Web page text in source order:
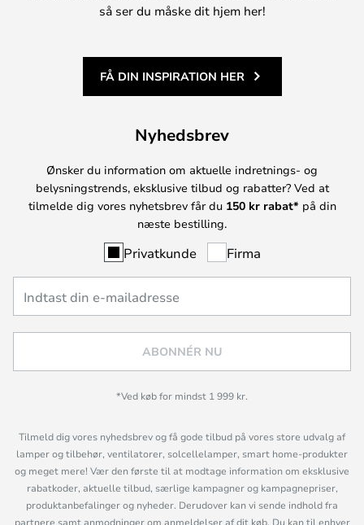
så ser du måske dit hjem her!
FÅ DIN INSPIRATION HER
Nyhedsbrev
Ønsker du information om aktuelle indretnings- og
belysningstrends, eksklusive tilbud og rabatter? Ved at
tilmelde dig vores nyhetsbrev får du 150 kr rabat* på din
næste bestilling.
Privatkunde Firma
ABONNÉR NU
*Ved køb for mindst 1 999 kr.
Tilmeld dig vores nyhedsbrev og få gode tilbud på vores store udvalg af
lamper og tilbehør, ventilatorer, solcellelamper, smart home-produkter
og meget mere! Vær den første til at modtage information om eksklusive
rabatkoder, aktuelle tilbud, særlige kampagner og kampagnepriser,
produktanbefalinger og nyheder. Derudover kan vi sende indhold fra
partnere samt anmodninger om anmeldelser af dit køb. Du kan til enhver